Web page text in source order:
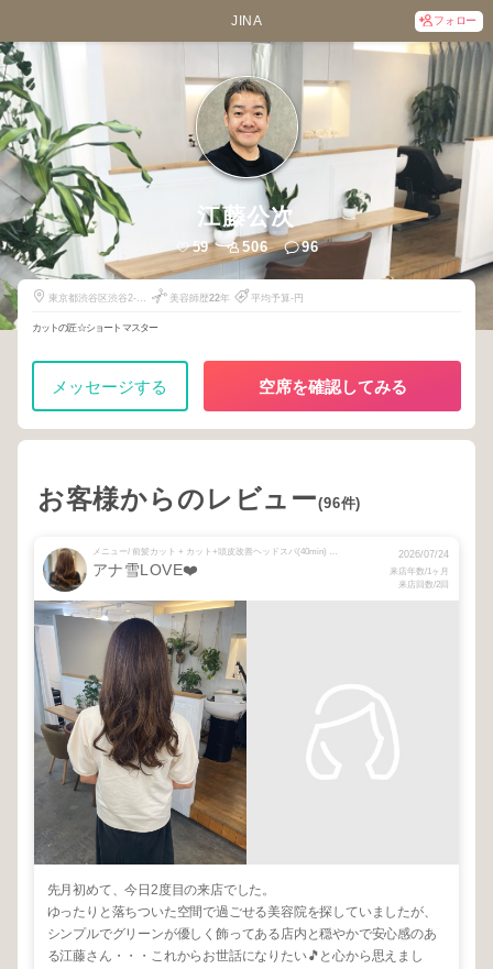
JINA フォロー
江藤公次
59 506 96
東京都渋谷区渋谷2-8-
美容師歴22年 平均予算-円
カットの匠☆ショートマスター
メッセージする 空席を確認してみる
お客様からのレビュー(96件)
メニュー/ 前髪カット + カット+頭皮改善ヘッドスパ(40min) + リタッチカラー+頭皮ケアクレンジングスパシャンプー + 【カットなし】リタッチカラー+エイジングケア頭皮改善ヘッドスパ(40min)
アナ雪LOVE❤️
2026/07/24
来店年数/1ヶ月
来店回数/2回
先月初めて、今日2度目の来店でした。
ゆったりと落ちついた空間で過ごせる美容院を探していましたが、
シンプルでグリーンが優しく飾ってある店内と穏やかで安心感のあ
る江藤さん・・・これからお世話になりたい🎵と心から思えまし